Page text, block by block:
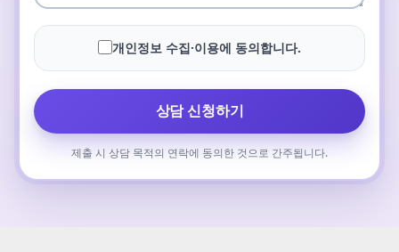
개인정보 수집·이용에 동의합니다.
상담 신청하기
제출 시 상담 목적의 연락에 동의한 것으로 간주됩니다.